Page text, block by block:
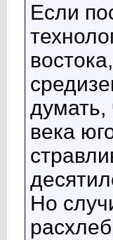
Если
думать,
века
Но